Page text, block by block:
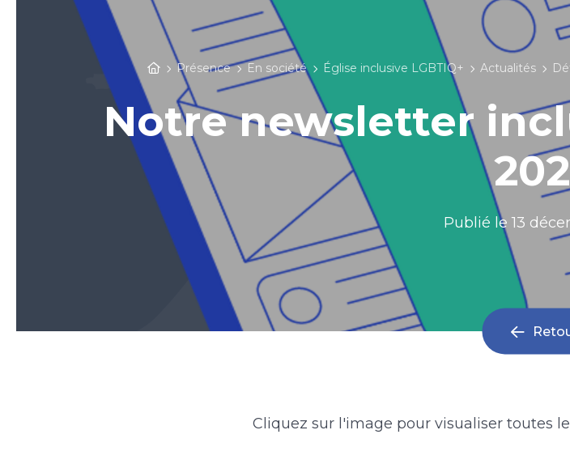
Présence En société Église inclusive LGBTIQ+ Actualités
Notre newsletter
Publié le 13
Cliquez sur l'image pour visualiser toutes